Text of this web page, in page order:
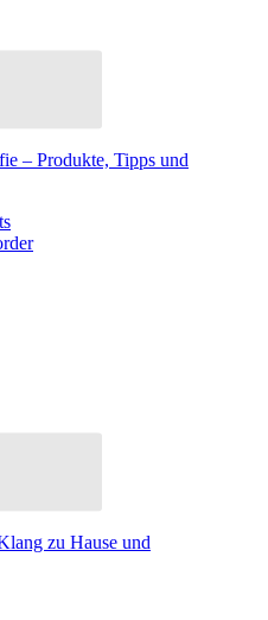
– Produkte, Tipps und
zu Hause und